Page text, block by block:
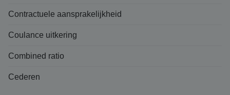
Contractuele aansprakelijkheid
Coulance uitkering
Combined ratio
Cederen